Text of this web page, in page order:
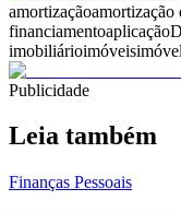
amortizaçãoamortização
financiamentoaplicação
imobiliárioimóveisimóvel
Publicidade
Leia também
Finanças Pessoais